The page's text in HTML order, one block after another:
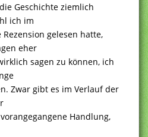
Geschichte ziemlich
ich im
gelesen hatte,
eher
sagen zu können, ich
Zwar gibt es im Verlauf der
Handlung,